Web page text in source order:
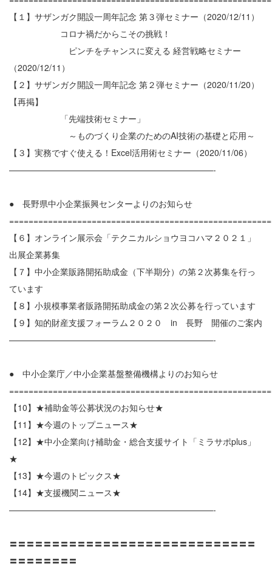
【１】サザンガク開設一周年記念 第３弾セミナー（2020/12/11）
コロナ禍だからこその挑戦！
ピンチをチャンスに変える 経営戦略セミナー
（2020/12/11）
【２】サザンガク開設一周年記念 第２弾セミナー（2020/11/20）
【再掲】
「先端技術セミナー」
～ものづくり企業のためのAI技術の基礎と応用～
【３】実務ですぐ使える！Excel活用術セミナー（2020/11/06）
————————————————————————-
● 長野県中小企業振興センターよりのお知らせ
【６】オンライン展示会「テクニカルショウヨコハマ２０２１」
出展企業募集
【７】中小企業販路開拓助成金（下半期分）の第２次募集を行っ
ています
【８】小規模事業者販路開拓助成金の第２次公募を行っています
【９】知的財産支援フォーラム２０２０ in 長野 開催のご案内
————————————————————————-
● 中小企業庁／中小企業基盤整備機構よりのお知らせ
【10】★補助金等公募状況のお知らせ★
【11】★今週のトップニュース★
【12】★中小企業向け補助金・総合支援サイト「ミラサポplus」
★
【13】★今週のトピックス★
【14】★支援機関ニュース★
————————————————————————-
〓〓〓〓〓〓〓〓〓〓〓〓〓〓〓〓〓〓〓〓〓〓〓〓〓〓〓〓〓
〓〓〓〓〓〓〓〓